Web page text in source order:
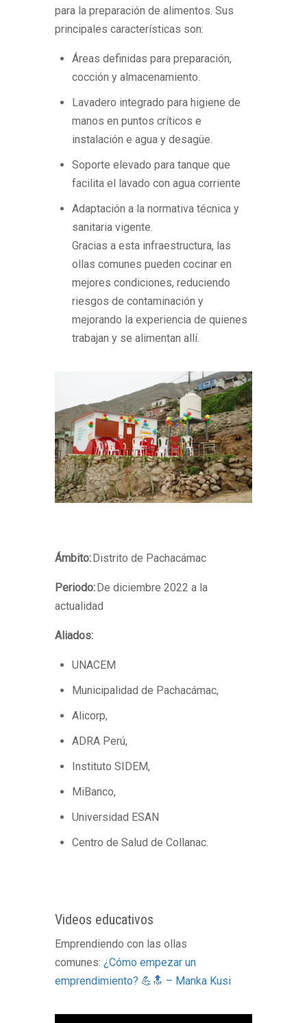
para la preparación de alimentos. Sus
principales características son:
Áreas definidas para preparación,
cocción y almacenamiento.
Lavadero integrado para higiene de
manos en puntos críticos e
instalación e agua y desagüe.
Soporte elevado para tanque que
facilita el lavado con agua corriente
Adaptación a la normativa técnica y
sanitaria vigente.
Gracias a esta infraestructura, las
ollas comunes pueden cocinar en
mejores condiciones, reduciendo
riesgos de contaminación y
mejorando la experiencia de quienes
trabajan y se alimentan allí.
Ámbito:Distrito de Pachacámac
Periodo:De diciembre 2022 a la
actualidad
Aliados:
UNACEM
Municipalidad de Pachacámac,
Alicorp,
ADRA Perú,
Instituto SIDEM,
MiBanco,
Universidad ESAN
Centro de Salud de Collanac.
Videos educativos
Emprendiendo con las ollas
comunes: ¿Cómo empezar un
emprendimiento? 💪🔝 – Manka Kusi